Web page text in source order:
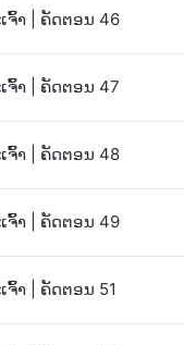
ຈົ້າ | ຄັດຕອນ 46
ຈົ້າ | ຄັດຕອນ 47
ຈົ້າ | ຄັດຕອນ 48
ຈົ້າ | ຄັດຕອນ 49
ຈົ້າ | ຄັດຕອນ 51